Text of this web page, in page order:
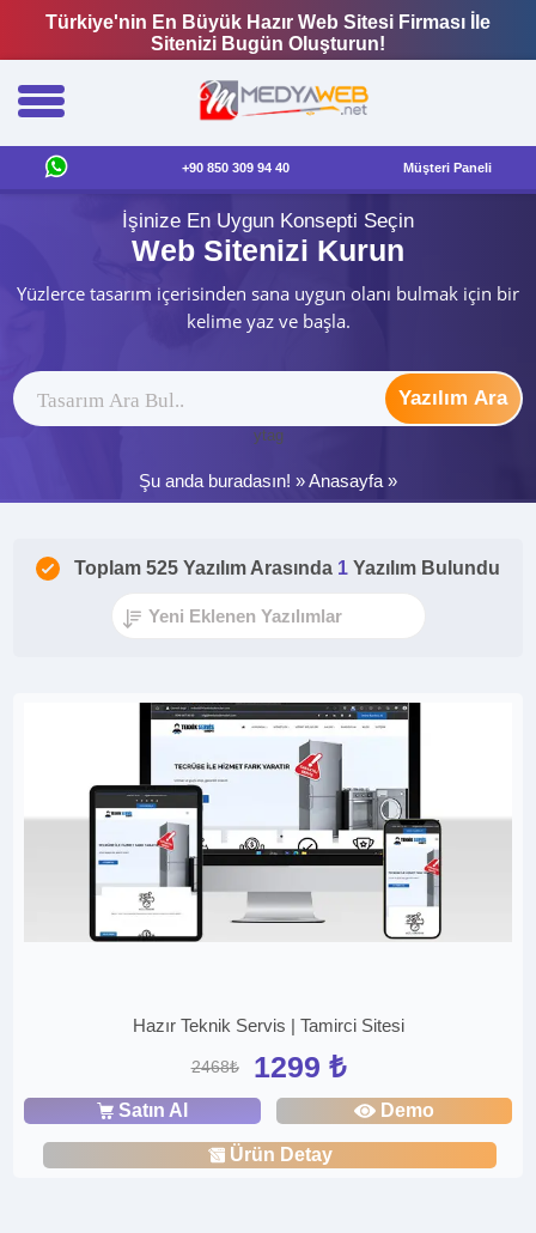
Türkiye'nin En Büyük Hazır Web Sitesi Firması İle
Sitenizi Bugün Oluşturun!
+90 850 309 94 40 Müşteri Paneli
İşinize En Uygun Konsepti Seçin
Web Sitenizi Kurun
Yüzlerce tasarım içerisinden sana uygun olanı bulmak için bir
kelime yaz ve başla.
Yazılım Ara
ytag
Şu anda buradasın! »Anasayfa »
Toplam 525 Yazılım Arasında 1 Yazılım Bulundu
Hazır Teknik Servis | Tamirci Sitesi
2468₺ 1299 ₺
Satın Al Demo
Ürün Detay